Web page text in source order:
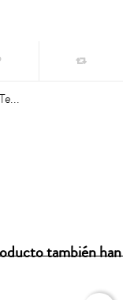
también han